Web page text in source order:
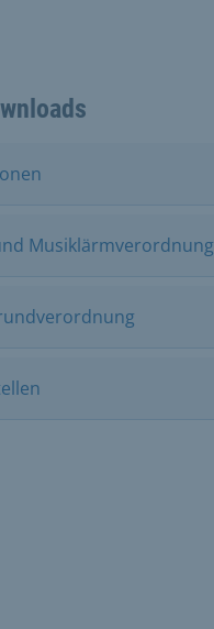
Musiklärmverordnung